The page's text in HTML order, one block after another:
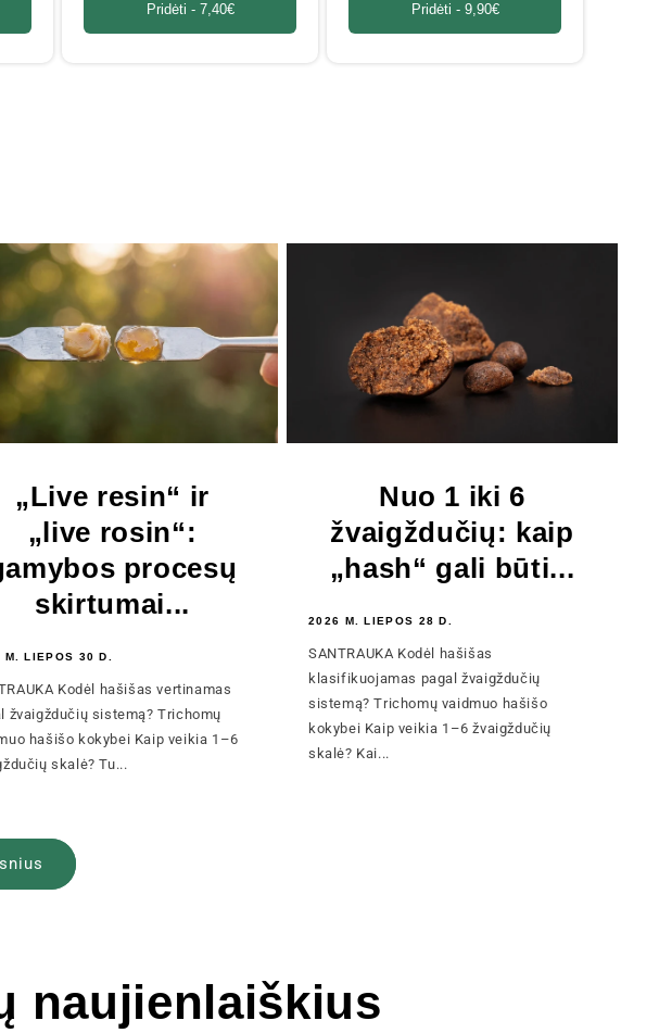
Pridėti - 7,40€ Pridėti - 9,90€
„Live resin“ ir
„live rosin“:
procesų
skirtumai...
M. LIEPOS 30 D.
Kodėl hašišas vertinamas
žvaigždučių sistemą? Trichomų
hašišo kokybei Kaip veikia 1–6
skalė? Tu...
Nuo 1 iki 6
žvaigždučių: kaip
„hash“ gali būti...
2026 M. LIEPOS 28 D.
SANTRAUKA Kodėl hašišas
klasifikuojamas pagal žvaigždučių
sistemą? Trichomų vaidmuo hašišo
kokybei Kaip veikia 1–6 žvaigždučių
skalė? Kai...
naujienlaiškius